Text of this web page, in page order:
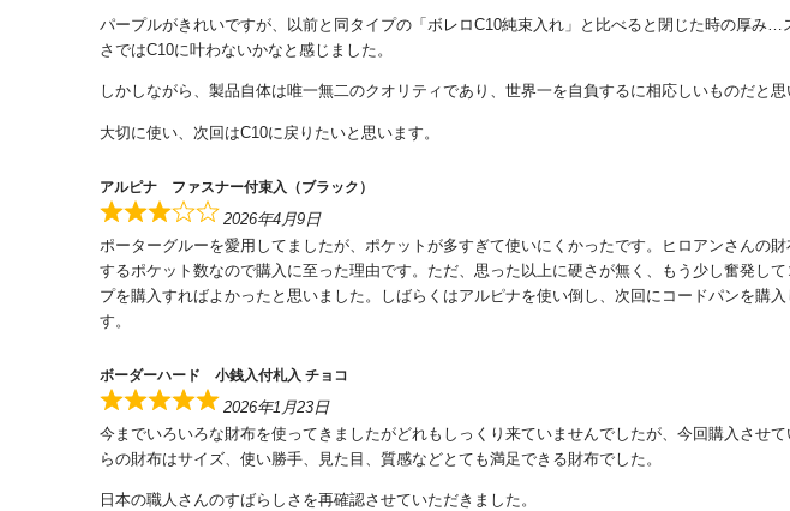
パープルがきれいですが、以前と同タイプの「ボレロC10純束入れ」と比べると閉じた時の厚み…
さではC10に叶わないかなと感じました。
しかしながら、製品自体は唯一無二のクオリティであり、世界一を自負するに相応しいものだと思
大切に使い、次回はC10に戻りたいと思います。
アルピナ ファスナー付束入（ブラック）
2026年4月9日
ポーターグルーを愛用してましたが、ポケットが多すぎて使いにくかったです。ヒロアンさんの財
するポケット数なので購入に至った理由です。ただ、思った以上に硬さが無く、もう少し奮発して
プを購入すればよかったと思いました。しばらくはアルピナを使い倒し、次回にコードパンを購入
す。
ボーダーハード 小銭入付札入 チョコ
2026年1月23日
今までいろいろな財布を使ってきましたがどれもしっくり来ていませんでしたが、今回購入させ
らの財布はサイズ、使い勝手、見た目、質感などとても満足できる財布でした。
日本の職人さんのすばらしさを再確認させていただきました。